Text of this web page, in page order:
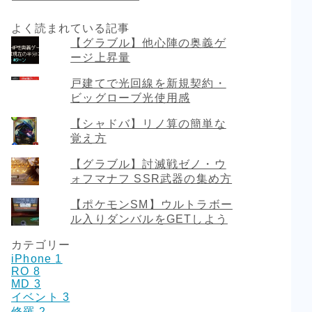
よく読まれている記事
【グラブル】他心陣の奥義ゲ
ージ上昇量
戸建てで光回線を新規契約・
ビッグローブ光使用感
【シャドバ】リノ算の簡単な
覚え方
【グラブル】討滅戦ゼノ・ウ
ォフマナフ SSR武器の集め方
【ポケモンSM】ウルトラボー
ル入りダンバルをGETしよう
カテゴリー
iPhone 1
RO 8
MD 3
イベント 3